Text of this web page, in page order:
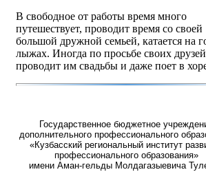
В свободное от работы время много
путешествует, проводит время со своей
большой дружной семьей, катается на
лыжах. Иногда по просьбе своих друзей
проводит им свадьбы и даже поет в
Государственное бюджетное
дополнительного профессионального
«Кузбасский региональный институт
профессионального образования»
имени Аман-гельды Молдагазыевича